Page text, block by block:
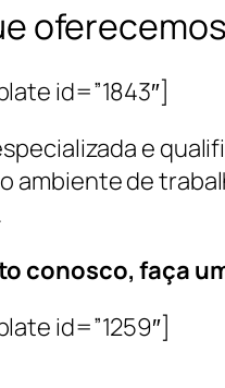
id=”1843″]
e
ambiente de
conosco, faça
id=”1259″]